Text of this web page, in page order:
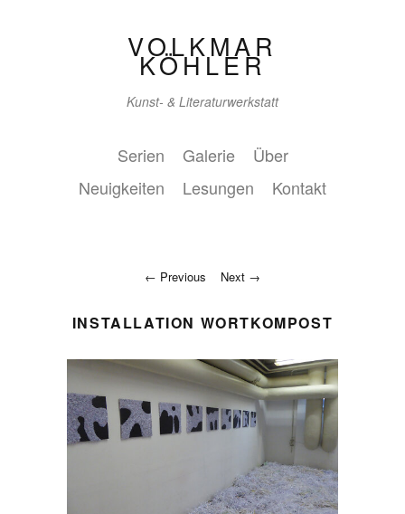
VOLKMAR
KÖHLER
Kunst- & Literaturwerkstatt
Serien Galerie
Über
Neuigkeiten
Lesungen Kontakt
Previous Next
INSTALLATION WORTKOMPOST